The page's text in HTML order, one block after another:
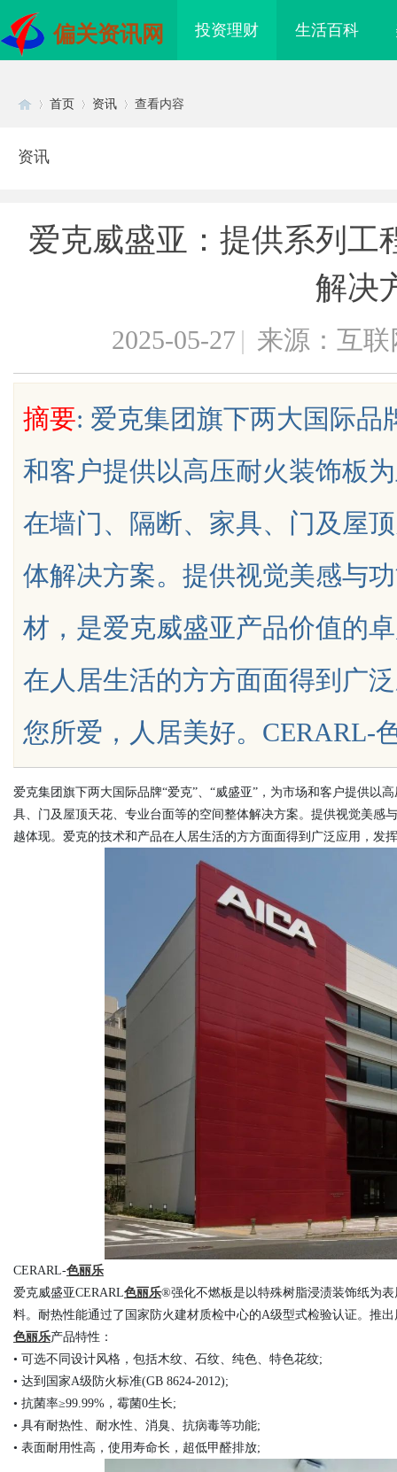
偏关资讯网 投资理财 生活百科
首页 资讯 查看内容
资讯
爱克威盛亚：提供系列工
解决
2025-05-27 | 来源：互联
摘要: 爱克集团旗下两大国际品
和客户提供以高压耐火装饰板
在墙门、隔断、家具、门及屋
体解决方案。提供视觉美感与
材，是爱克威盛亚产品价值的
在人居生活的方方面面得到广
您所爱，人居美好。CERARL-
爱克集团旗下两大国际品牌“爱克”、“威盛亚”，为市场和客户提供以
具、门及屋顶天花、专业台面等的空间整体解决方案。提供视觉美感
越体现。爱克的技术和产品在人居生活的方方面面得到广泛应用，发
CERARL-色丽乐
爱克威盛亚CERARL色丽乐®强化不燃板是以特殊树脂浸渍装饰纸为
料。耐热性能通过了国家防火建材质检中心的A级型式检验认证。推
色丽乐产品特性：
• 可选不同设计风格，包括木纹、石纹、纯色、特色花纹;
• 达到国家A级防火标准(GB 8624-2012);
• 抗菌率≥99.99%，霉菌0生长;
• 具有耐热性、耐水性、消臭、抗病毒等功能;
• 表面耐用性高，使用寿命长，超低甲醛排放;
医：一张辨证方对